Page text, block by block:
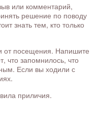
или комментарий,
решение по поводу
знать тем, кто только
от посещения. Напишите
что запомнилось, что
Если вы ходили с
приличия.